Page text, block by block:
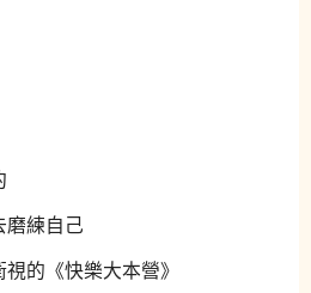
磨練自己
的《快樂大本營》